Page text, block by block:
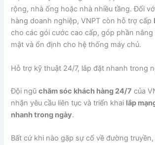
rộng, nhà ống hoặc nhà nhiều tầng. Đối
hàng doanh nghiệp, VNPT còn hỗ trợ cấp
cho các gói cước cao cấp, góp phần nâng
mật và ổn định cho hệ thống máy chủ.
Hỗ trợ kỹ thuật 24/7, lắp đặt nhanh trong
Đội ngũchăm sóc khách hàng 24/7 của
nhận yêu cầu liên tục và triển khai lắp
nhanh trong ngày.
Bất cứ khi nào gặp sự cố về đường